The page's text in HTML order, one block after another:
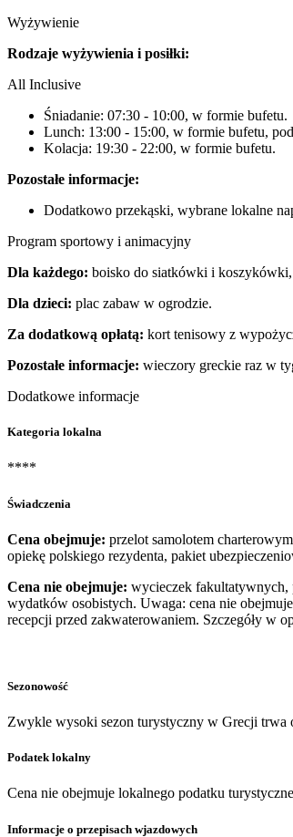
Wyżywienie
Rodzaje wyżywienia i posiłki:
All Inclusive
Śniadanie: 07:30 - 10:00, w formie bufetu.
Lunch: 13:00 - 15:00, w formie bufetu,
Kolacja: 19:30 - 22:00, w formie bufetu.
Pozostałe informacje:
Dodatkowo przekąski, wybrane lokalne
Program sportowy i animacyjny
Dla każdego: boisko do siatkówki i koszykówki,
Dla dzieci: plac zabaw w ogrodzie.
Za dodatkową opłatą: kort tenisowy z
Pozostałe informacje: wieczory greckie raz w
Dodatkowe informacje
Kategoria lokalna
****
Świadczenia
Cena obejmuje: przelot samolotem
opiekę polskiego rezydenta, pakiet
Cena nie obejmuje: wycieczek fakultatywnych,
wydatków osobistych. Uwaga: cena nie
recepcji przed zakwaterowaniem. Szczegóły w
Sezonowość
Zwykle wysoki sezon turystyczny w Grecji trwa
Podatek lokalny
Cena nie obejmuje lokalnego podatku
Informacje o przepisach wjazdowych